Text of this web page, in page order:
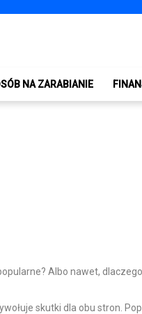
NA ZARABIANIE
Albo nawet,
skutki dla obu stron.